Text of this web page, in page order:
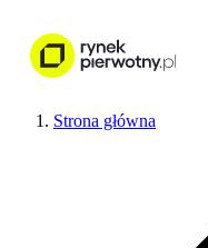
Strona główna